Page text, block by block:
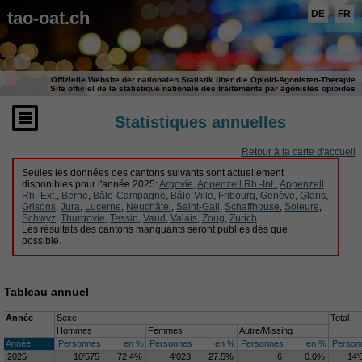
tao-oat.ch
Offizielle Website der nationalen Statistik über die Opioid-Agonisten-Therapie
Site officiel de la statistique nationale des traitements par agonistes opioïdes
DE FR
Statistiques annuelles
Retour à la carte d'accueil
Seules les données des cantons suivants sont actuellement
disponibles pour l'année 2025:Argovie Appenzell Rh.-Int. Appenzell
Rh.-Ext.
Berne Bâle-Campagne Bâle-Ville Fribourg Genève Glaris
Grisons Jura Lucerne Neuchâtel Saint-Gall Schaffhouse Soleure
Schwyz Thurgovie Tessin Vaud Valais Zoug Zurich
Les résultats des cantons manquants seront publiés dès que
possible.
Tableau annuel
Année Sexe
Total
Hommes
Femmes
Autre/Missing
Année
Personnes en % Personnes en % Personnes en %
2025
10'575 72.4% 4'023 27.5% 6 0.0%